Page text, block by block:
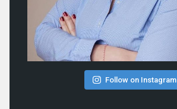
Follow on Instagram